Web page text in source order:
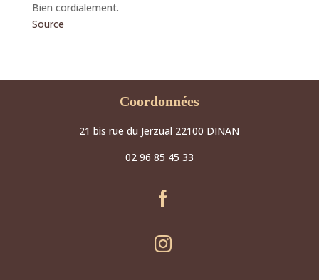
Bien cordialement.
Source
Coordonnées
21 bis rue du Jerzual 22100 DINAN
02 96 85 45 33